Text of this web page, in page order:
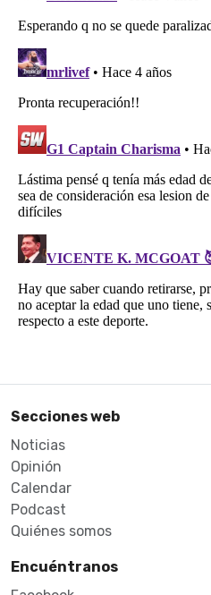
Secciones web
Noticias
Opinión
Calendar
Podcast
Quiénes somos
Encuéntranos